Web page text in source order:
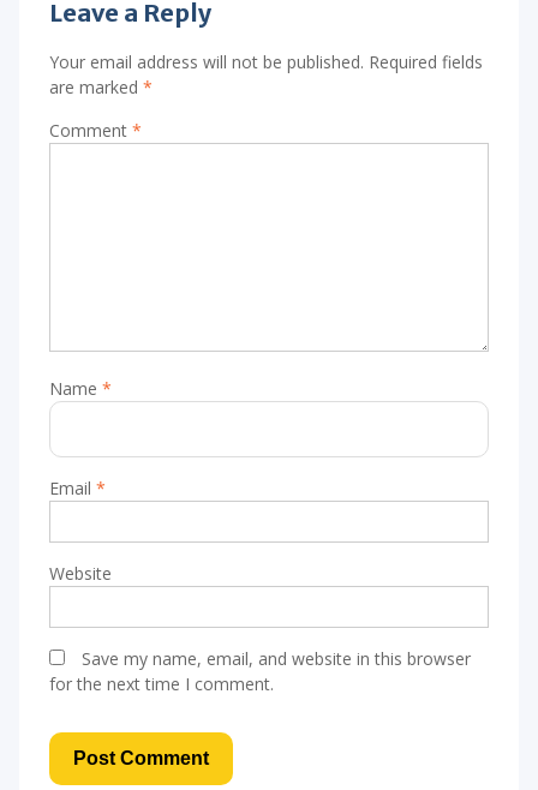
Leave a Reply
Your email address will not be published. Required fields
are marked *
Comment *
Name *
Email *
Website
Save my name, email, and website in this browser
for the next time I comment.